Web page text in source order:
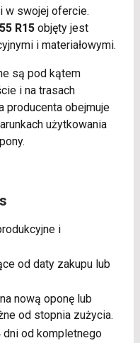
w swojej ofercie.
R15objęty jest
i materiałowymi.
są pod kątem
i na trasach
producenta obejmuje
użytkowania
i
od daty zakupu lub
nową oponę lub
od stopnia zużycia.
dni od kompletnego